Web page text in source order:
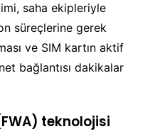
saha ekipleriyle
süreçlerine gerek
ve SIM kartın aktif
bağlantısı dakikalar
teknolojisi